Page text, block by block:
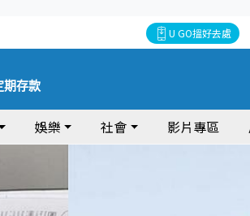
U GO搵好去處
期存款
娛樂 社會 影片專區